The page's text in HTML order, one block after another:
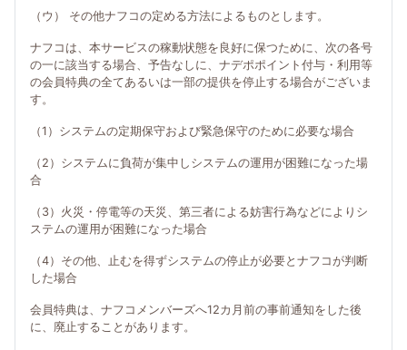
（ウ） その他ナフコの定める方法によるものとします。
ナフコは、本サービスの稼動状態を良好に保つために、次の各号
の一に該当する場合、予告なしに、ナデポポイント付与・利用等
の会員特典の全てあるいは一部の提供を停止する場合がございま
す。
（1）システムの定期保守および緊急保守のために必要な場合
（2）システムに負荷が集中しシステムの運用が困難になった場
合
（3）火災・停電等の天災、第三者による妨害行為などによりシ
ステムの運用が困難になった場合
（4）その他、止むを得ずシステムの停止が必要とナフコが判断
した場合
会員特典は、ナフコメンバーズへ12カ月前の事前通知をした後
に、廃止することがあります。